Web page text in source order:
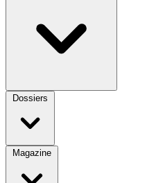
Dossiers
Magazine